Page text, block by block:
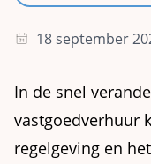
18 september
In de snel
vastgoedverhuur
regelgeving en